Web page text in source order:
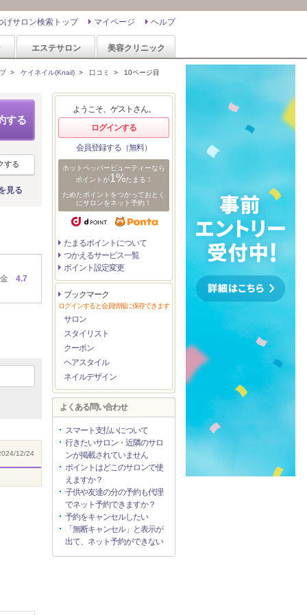
ヘルプ
マイページ
げサロン検索トップ
エステサロン 美容クリニック
> ケイネイル(Knail) > 口コミ > 10ページ目
する
する
見る
4.7
12/24
ようこそ、ゲストさん。
ログインする
会員登録する（無料）
ホットペッパービューティーなら
ポイントが1%たまる！
ためたポイントをつかっておとく
にサロンをネット予約！
たまるポイントについて
つかえるサービス一覧
ポイント設定変更
ブックマーク
ログインすると会員情報に保存できます
サロン
スタイリスト
クーポン
ヘアスタイル
ネイルデザイン
よくある問い合わせ
スマート支払いについて
行きたいサロン・近隣のサロ
ンが掲載されていません
ポイントはどこのサロンで使
えますか？
子供や友達の分の予約も代理
でネット予約できますか？
予約をキャンセルしたい
「無断キャンセル」と表示が
出て、ネット予約ができない